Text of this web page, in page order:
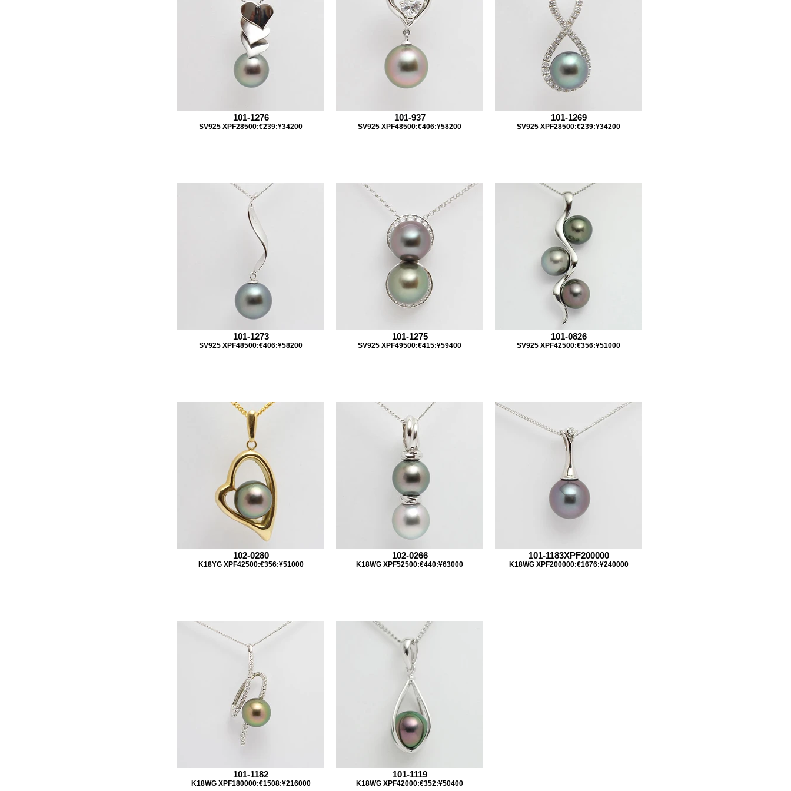
101-1276
SV925 XPF28500:€239:¥34200
101-937
SV925 XPF48500:€406:¥58200
101-1269
SV925 XPF28500:€239:¥34200
101-1273
SV925 XPF48500:€406:¥58200
101-1275
SV925 XPF49500:€415:¥59400
101-0826
SV925 XPF42500:€356:¥51000
102-0280
K18YG XPF42500:€356:¥51000
102-0266
K18WG XPF52500:€440:¥63000
101-1183XPF200000
K18WG XPF200000:€1676:¥240000
101-1182
K18WG XPF180000:€1508:¥216000
101-1119
K18WG XPF42000:€352:¥50400